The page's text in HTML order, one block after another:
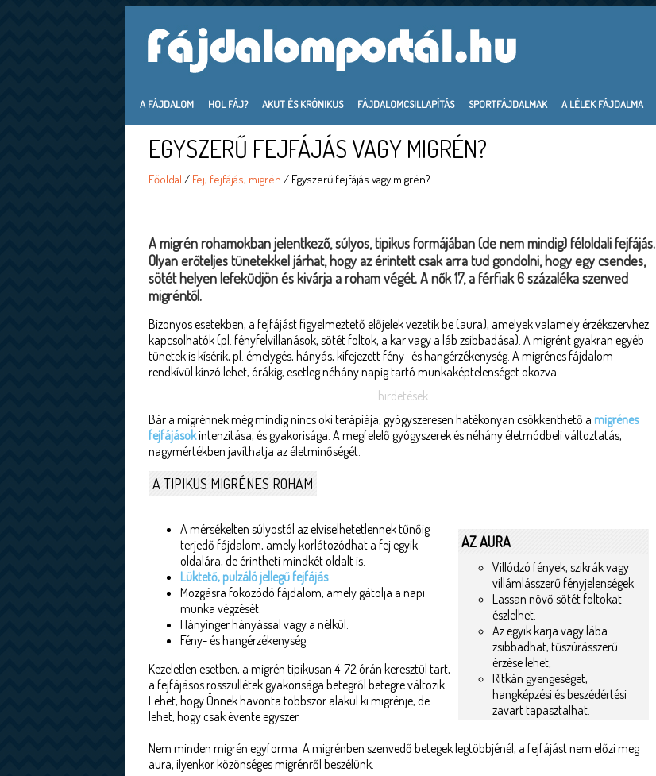
A FÁJDALOM HOL FÁJ? AKUT ÉS KRÓNIKUS FÁJDALOMCSILLAPÍTÁS SPORTFÁJDALMAK A LÉLEK FÁJDALMA
EGYSZERŰ FEJFÁJÁS VAGY MIGRÉN?
Főoldal / Fej, fejfájás, migrén / Egyszerű fejfájás vagy migrén?
A migrén rohamokban jelentkező, súlyos, tipikus formájában (de nem mindig) féloldali fejfájás.
Olyan erőteljes tünetekkel járhat, hogy az érintett csak arra tud gondolni, hogy egy csendes,
sötét helyen lefeküdjön és kivárja a roham végét. A nők 17, a férfiak 6 százaléka szenved
migréntől.
Bizonyos esetekben, a fejfájást figyelmeztető előjelek vezetik be (aura), amelyek valamely érzékszervhez
kapcsolhatók (pl. fényfelvillanások, sötét foltok, a kar vagy a láb zsibbadása). A migrént gyakran egyéb
tünetek is kísérik, pl. émelygés, hányás, kifejezett fény- és hangérzékenység. A migrénes fájdalom
rendkívül kínzó lehet, órákig, esetleg néhány napig tartó munkaképtelenséget okozva.
hirdetések
Bár a migrénnek még mindig nincs oki terápiája, gyógyszeresen hatékonyan csökkenthető a migrénes
fejfájásokintenzitása, és gyakorisága. A megfelelő gyógyszerek és néhány életmódbeli változtatás,
nagymértékben javíthatja az életminőségét.
A TIPIKUS MIGRÉNES ROHAM
AZ AURA
Villódzó fények, szikrák vagy
villámlásszerű fényjelenségek.
Lassan növő sötét foltokat
észlelhet.
Az egyik karja vagy lába
zsibbadhat, tűszúrásszerű
érzése lehet,
Ritkán gyengeséget,
hangképzési és beszédértési
zavart tapasztalhat.
A mérsékelten súlyostól az elviselhetetlennek tűnőig
terjedő fájdalom, amely korlátozódhat a fej egyik
oldalára, de érintheti mindkét oldalt is.
Lüktető, pulzáló jellegű fejfájás.
Mozgásra fokozódó fájdalom, amely gátolja a napi
munka végzését.
Hányinger hányással vagy a nélkül.
Fény- és hangérzékenység.
Kezeletlen esetben, a migrén tipikusan 4-72 órán keresztül tart,
a fejfájásos rosszullétek gyakorisága betegről betegre változik.
Lehet, hogy Önnek havonta többször alakul ki migrénje, de
lehet, hogy csak évente egyszer.
Nem minden migrén egyforma. A migrénben szenvedő betegek legtöbbjénél, a fejfájást nem előzi meg
aura, ilyenkor közönséges migrénről beszélünk.